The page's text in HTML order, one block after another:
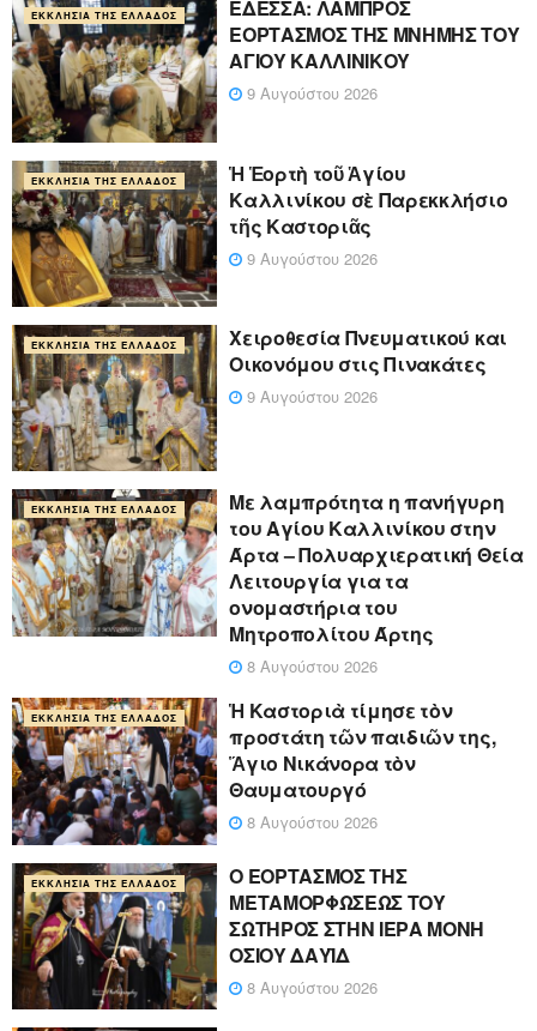
ΕΚΚΛΗΣΊΑ ΤΗΣ ΕΛΛΆΔΟΣ
ΕΔΕΣΣΑ: ΛΑΜΠΡΟΣ
ΕΟΡΤΑΣΜΟΣ ΤΗΣ ΜΝΗΜΗΣ ΤΟΥ
ΑΓΙΟΥ ΚΑΛΛΙΝΙΚΟΥ
9 Αυγούστου 2026
ΕΚΚΛΗΣΊΑ ΤΗΣ ΕΛΛΆΔΟΣ
Ἡ Ἑορτὴ τοῦ Ἁγίου
Καλλινίκου σὲ Παρεκκλήσιο
τῆς Καστοριᾶς
9 Αυγούστου 2026
ΕΚΚΛΗΣΊΑ ΤΗΣ ΕΛΛΆΔΟΣ
Χειροθεσία Πνευματικού και
Οικονόμου στις Πινακάτες
9 Αυγούστου 2026
ΕΚΚΛΗΣΊΑ ΤΗΣ ΕΛΛΆΔΟΣ
Με λαμπρότητα η πανήγυρη
του Αγίου Καλλινίκου στην
Άρτα – Πολυαρχιερατική Θεία
Λειτουργία για τα
ονομαστήρια του
Μητροπολίτου Άρτης
8 Αυγούστου 2026
ΕΚΚΛΗΣΊΑ ΤΗΣ ΕΛΛΆΔΟΣ
Ἡ Καστοριὰ τίμησε τὸν
προστάτη τῶν παιδιῶν της,
Ἅγιο Νικάνορα τὸν
Θαυματουργό
8 Αυγούστου 2026
ΕΚΚΛΗΣΊΑ ΤΗΣ ΕΛΛΆΔΟΣ
Ο ΕΟΡΤΑΣΜΟΣ ΤΗΣ
ΜΕΤΑΜΟΡΦΩΣΕΩΣ ΤΟΥ
ΣΩΤΗΡΟΣ ΣΤΗΝ ΙΕΡΑ ΜΟΝΗ
ΟΣΙΟΥ ΔΑΥΪΔ
8 Αυγούστου 2026